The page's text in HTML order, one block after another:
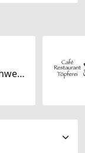
Deutsch, Europäisch, Schweizerisch